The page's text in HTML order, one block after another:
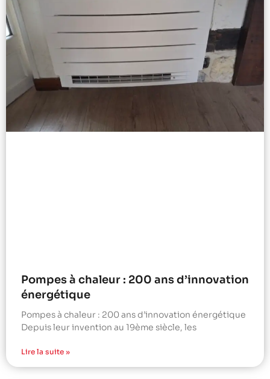
Pompes à chaleur : 200 ans d’innovation
énergétique
Pompes à chaleur : 200 ans d’innovation énergétique
Depuis leur invention au 19ème siècle, les
Lire la suite »